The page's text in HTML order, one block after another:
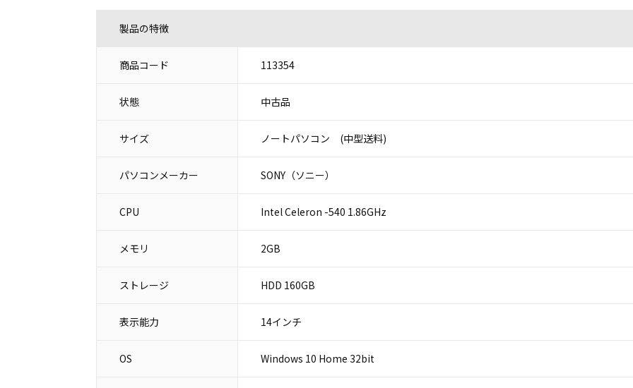
製品の特徴
商品コード 113354
状態 中古品
サイズ ノートパソコン (中型送料)
パソコンメーカー SONY（ソニー）
CPU Intel Celeron -540 1.86GHz
メモリ 2GB
ストレージ HDD 160GB
表示能力 14インチ
OS Windows 10 Home 32bit